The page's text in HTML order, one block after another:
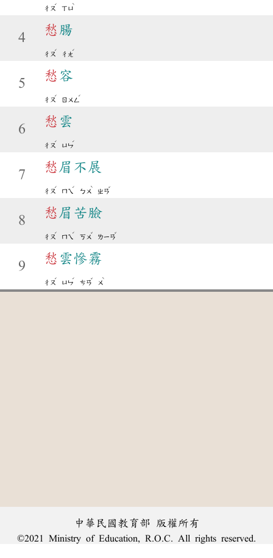
ㄔㄡ
ˊ
ㄒㄩ
ˋ
4
愁 腸
ㄔㄡ
ˊ
ㄔㄤ
ˊ
5
愁 容
ㄔㄡ
ˊ
ㄖㄨㄥ
ˊ
6
愁 雲
ㄔㄡ
ˊ
ㄩㄣ
ˊ
7
愁 眉不展
ㄔㄡ
ˊ
ㄇㄟ
ˊ
ㄅㄨ
ˋ
ㄓㄢ
ˇ
8
愁 眉苦臉
ㄔㄡ
ˊ
ㄇㄟ
ˊ
ㄎㄨ
ˇ
ㄌㄧㄢ
ˇ
9
愁 雲慘霧
ㄔㄡ
ˊ
ㄩㄣ
ˊ
ㄘㄢ
ˇ
ㄨ
ˋ
中華民國教育部 版權所有
©2021 Ministry of Education, R.O.C. All rights reserved.